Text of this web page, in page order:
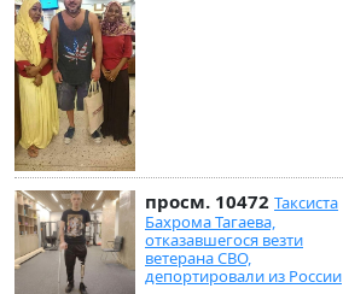
просм. 10472 Таксиста
Бахрома Тагаева,
отказавшегося везти
ветерана СВО,
депортировали из России